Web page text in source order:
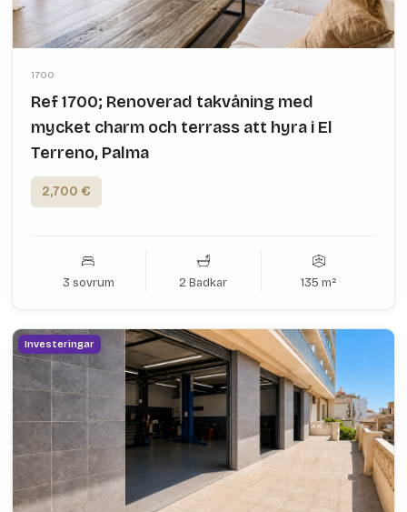
1700
Ref 1700; Renoverad takvåning med
mycket charm och terrass att hyra i El
Terreno, Palma
2,700 €
3 sovrum 2 Badkar 135 m²
Investeringar